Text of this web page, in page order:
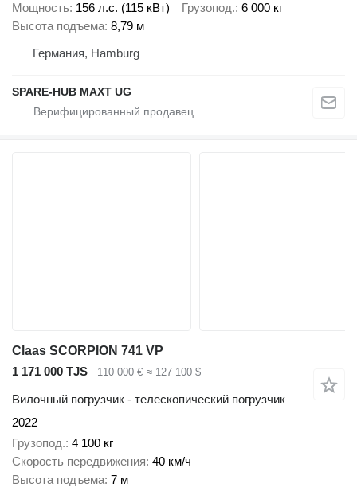
Мощность 156 л.с. (115 кВт) Грузопод. 6 000 кг
Высота подъема 8,79 м
Германия, Hamburg
SPARE-HUB MAXT UG
Claas SCORPION 741 VP
1 171 000 TJS
110 000 € ≈ 127 100 $
Вилочный погрузчик - телескопический погрузчик
2022
Грузопод. 4 100 кг
Скорость передвижения 40 км/ч
Высота подъема 7 м